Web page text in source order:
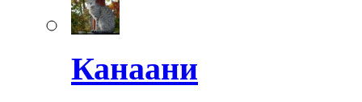
Канаани